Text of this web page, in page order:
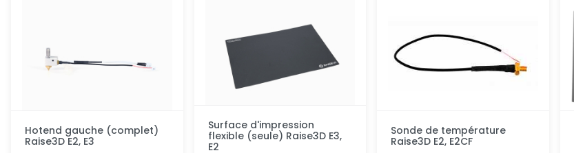
Hotend gauche (complet)
Raise3D E2, E3
Surface d'impression
flexible (seule) Raise3D E3,
E2
Sonde de température
Raise3D E2, E2CF